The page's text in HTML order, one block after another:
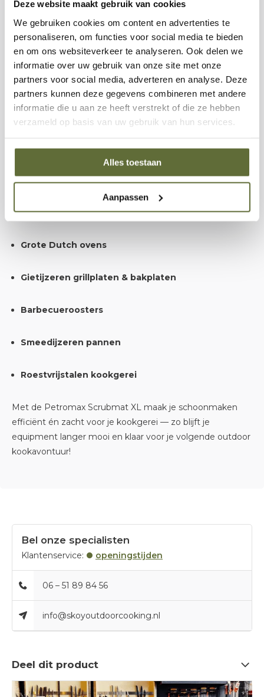
Deze website maakt gebruik van cookies
We gebruiken cookies om content en advertenties te
personaliseren, om functies voor social media te bieden
en om ons websiteverkeer te analyseren. Ook delen we
informatie over uw gebruik van onze site met onze
partners voor social media, adverteren en analyse. Deze
partners kunnen deze gegevens combineren met andere
informatie die u aan ze heeft verstrekt of die ze hebben
verzameld op basis van uw gebruik van hun services.
Alles toestaan
Aanpassen
afwasmiddel is niet nodig.
Schrob met de Scrubmat XL – beweeg de mat over
het oppervlak tot de resten loskomen.
Droog je pan goed af– voorkomen van roest is
belangrijk.
bescherming en behoud van de antiaanbaklaag.
Voor welke kookgerei is hij geschikt?
De Petromax Scrubmat XL is ideaal voor:
Grote Dutch ovens
Gietijzeren grillplaten & bakplaten
Barbecueroosters
Smeedijzeren pannen
Roestvrijstalen kookgerei
Met de Petromax Scrubmat XL maak je schoonmaken
efficiënt én zacht voor je kookgerei — zo blijft je
equipment langer mooi en klaar voor je volgende outdoor
kookavontuur!
Bel onze specialisten
Klantenservice: openingstijden
06 – 51 89 84 56
info@skoyoutdoorcooking.nl
Deel dit product